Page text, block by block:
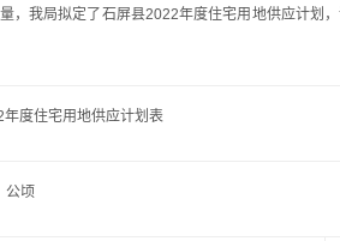
我局拟定了石屏县2022年度住宅用地供应计划
度住宅用地供应计划表
公顷